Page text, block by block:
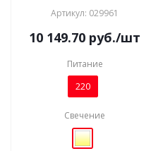
Артикул: 029961
10 149.70 руб./шт
Питание
220
Свечение